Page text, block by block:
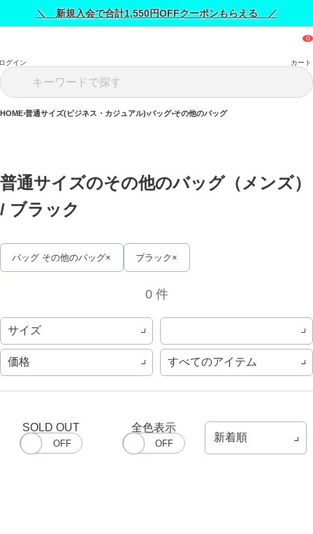
＼ 新規入会で合計1,550円OFFクーポンもらえる ／
グイン カート
HOME 普通サイズ(ビジネス・カジュアル) バッグ その他のバッグ
普通サイズのその他のバッグ（メンズ）
/ ブラック
バッグ その他のバッグ ブラック
0 件
サイズ
価格 すべてのアイテム
SOLD OUT 全色表示